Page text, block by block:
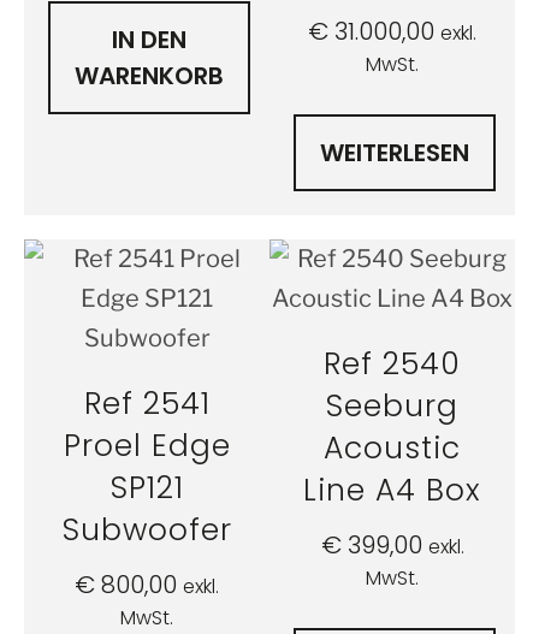
IN DEN
WARENKORB
€ 31.000,00 exkl.
MwSt.
WEITERLESEN
Ref 2541
Proel Edge
SP121
Subwoofer
€800,00 exkl.
MwSt.
Ref 2540
Seeburg
Acoustic
Line A4 Box
€399,00 exkl.
MwSt.